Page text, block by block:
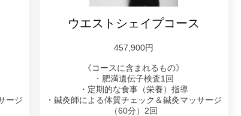
ージ
ウエストシェイプコース
457,900円
《コースに含まれるもの》
・肥満遺伝子検査1回
・定期的な食事（栄養）指導
・鍼灸師による体質チェック＆鍼灸マッサージ
（60分）2回